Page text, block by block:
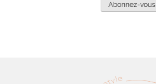
Abonnez-vous